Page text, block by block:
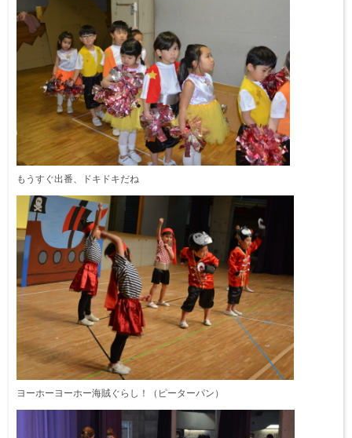
もうすぐ出番、ドキドキだね
ヨーホーヨーホー海賊ぐらし！（ピーターパン）